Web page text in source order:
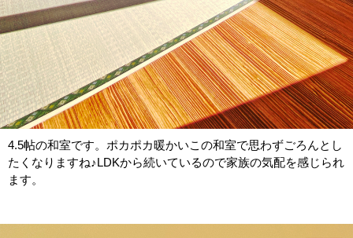
4.5帖の和室です。ポカポカ暖かいこの和室で思わずごろんとし
たくなりますね♪LDKから続いているので家族の気配を感じられ
ます。